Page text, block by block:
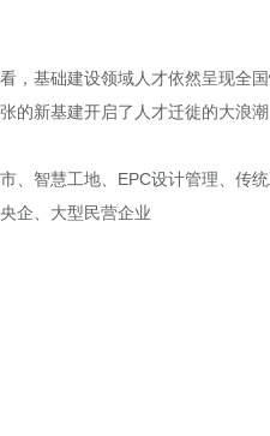
，基础建设领域人才依然呈现全
的新基建开启了人才迁徙的大浪
、智慧工地、EPC设计管理、传
企、大型民营企业